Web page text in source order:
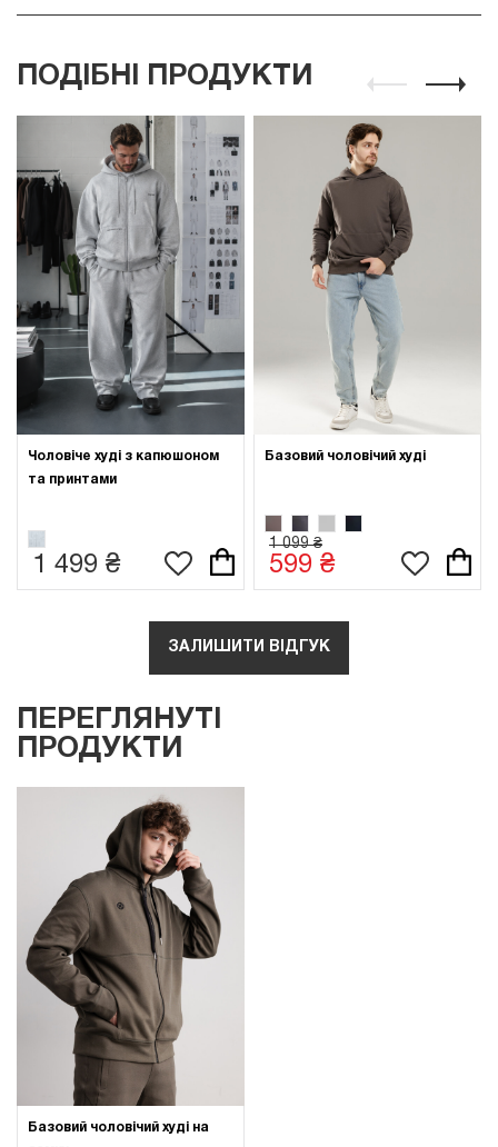
ПОДІБНІ ПРОДУКТИ
Чоловіче худі з капюшоном
та принтами
1 499 ₴
Базовий чоловічий худі
1 099 ₴
599 ₴
ЗАЛИШИТИ ВІДГУК
ПЕРЕГЛЯНУТІ
ПРОДУКТИ
Базовий чоловічий худі на